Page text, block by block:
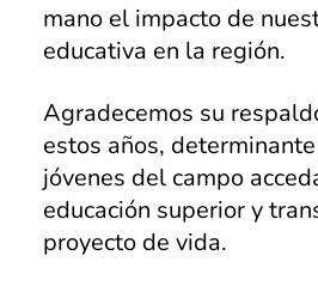
mano el impacto de
educativa en la región.
Agradecemos su
estos años,
jóvenes del campo
educación superior y
proyecto de vida.